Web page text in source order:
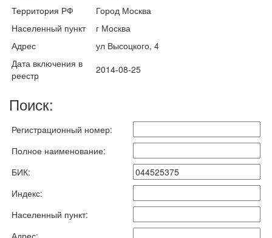
Территория РФ
Город Москва
Населенный пункт
г Москва
Адрес
ул Высоцкого, 4
Дата включения в
реестр
2014-08-25
Поиск:
Регистрационный номер:
Полное наименование:
БИК:
Индекс:
Населенный пункт:
Адрес: